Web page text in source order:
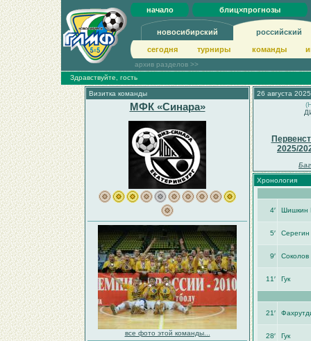
начало блиц×прогнозы
новосибирский российский
сегодня турниры команды
архив разделов >>
Здравствуйте, гость
Визитка команды
МФК «Синара»
все фото этой команды...
26 августа
2025/
Хронология
4′ Шишкин
5′ Серегин
9′ Соколов
11′ Гук
21′
28′ Гук